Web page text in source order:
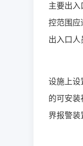
主要出
控范围应
出入口人
（
设施上设
的可安装
界报警装
（